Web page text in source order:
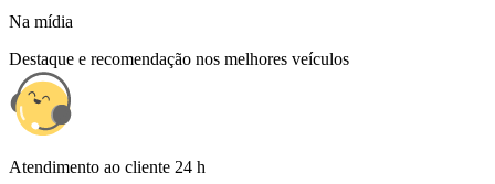
Na mídia
Destaque e recomendação nos melhores veículos
Atendimento ao cliente 24 h